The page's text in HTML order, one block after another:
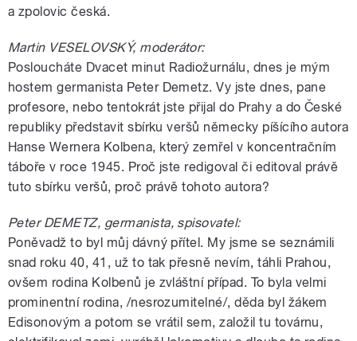
a zpolovic česká.
Martin VESELOVSKÝ, moderátor:
Posloucháte Dvacet minut Radiožurnálu, dnes je mým
hostem germanista Peter Demetz. Vy jste dnes, pane
profesore, nebo tentokrát jste přijal do Prahy a do České
republiky představit sbírku veršů německy píšícího autora
Hanse Wernera Kolbena, který zemřel v koncentračním
táboře v roce 1945. Proč jste redigoval či editoval právě
tuto sbírku veršů, proč právě tohoto autora?
Peter DEMETZ, germanista, spisovatel:
Poněvadž to byl můj dávný přítel. My jsme se seznámili
snad roku 40, 41, už to tak přesně nevím, táhli Prahou,
ovšem rodina Kolbenů je zvláštní případ. To byla velmi
prominentní rodina, /nesrozumitelné/, děda byl žákem
Edisonovým a potom se vrátil sem, založil tu továrnu,